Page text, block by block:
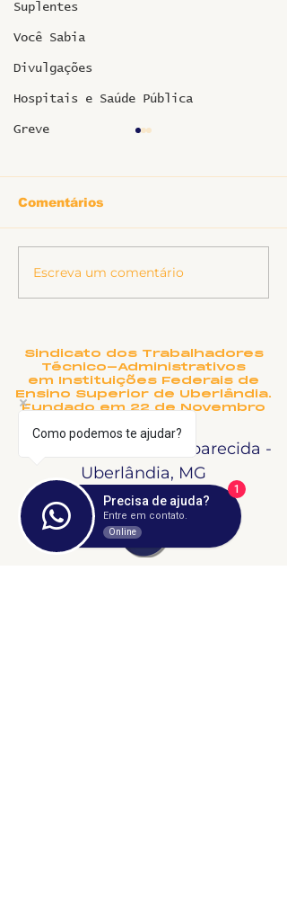
Suplentes
Você Sabia
Divulgações
Hospitais e Saúde Pública
Greve
SINTET-UFU dá as
Comentários
Escreva um comentário
Sindicato dos Trabalhadores
Técnico-Administrativos
em Instituições Federais de
Ensino Superior de Uberlândia.
Fundado em 22 de Novembro
Rua Salvador, 995 - Aparecida -
Uberlândia, MG
Como podemos te ajudar?
Precisa de ajuda?
Entre em contato.
Online
1